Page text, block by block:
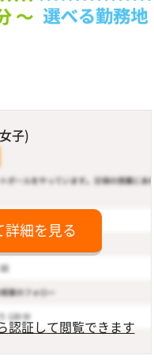
子)
詳細を見る
認証して閲覧できます